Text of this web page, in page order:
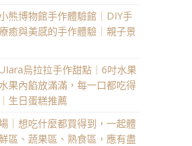
熊博物館手作體驗館｜DIY手
癒與美感的手作體驗｜親子景
烏拉拉手作甜點｜6吋水果
果內餡放滿滿，每一口都吃得
生日蛋糕推薦
｜想吃什麼都買得到，一起體
區、蔬果區、熟食區，應有盡